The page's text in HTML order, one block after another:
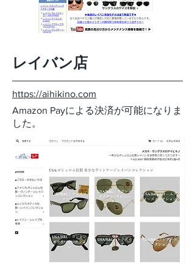
レイバン店
https://aihikino.com
Amazon Payによる決済が可能になりま
した。